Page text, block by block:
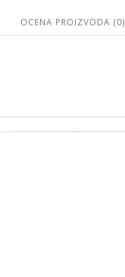
OCENA PROIZVODA (0)